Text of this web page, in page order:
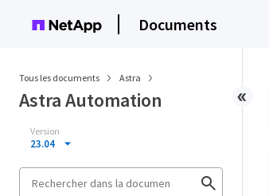
Documents
Tous les documents Astra
Astra Automation
Version
23.04